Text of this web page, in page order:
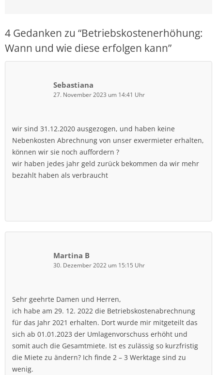
4 Gedanken zu “Betriebskostenerhöhung:
Wann und wie diese erfolgen kann”
Sebastiana
27. November 2023 um 14:41 Uhr
wir sind 31.12.2020 ausgezogen, und haben keine
Nebenkosten Abrechnung von unser exvermieter erhalten,
können wir sie noch auffordern ?
wir haben jedes jahr geld zurück bekommen da wir mehr
bezahlt haben als verbraucht
Martina B
30. Dezember 2022 um 15:15 Uhr
Sehr geehrte Damen und Herren,
ich habe am 29. 12. 2022 die Betriebskostenabrechnung
für das Jahr 2021 erhalten. Dort wurde mir mitgeteilt das
sich ab 01.01.2023 der Umlagenvorschuss erhöht und
somit auch die Gesamtmiete. Ist es zulässig so kurzfristig
die Miete zu ändern? Ich finde 2 – 3 Werktage sind zu
wenig.